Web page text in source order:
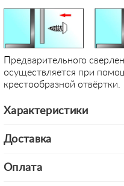
Предварительного
осуществляется при
крестообразной отвёртки.
Характеристики
Доставка
Оплата